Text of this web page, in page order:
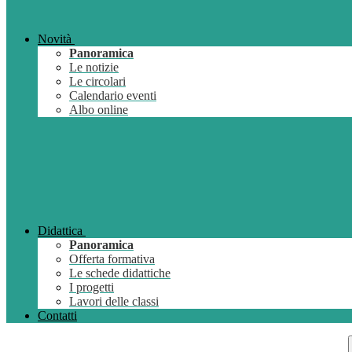
Novità
Panoramica
Le notizie
Le circolari
Calendario eventi
Albo online
Didattica
Panoramica
Offerta formativa
Le schede didattiche
I progetti
Lavori delle classi
Contatti